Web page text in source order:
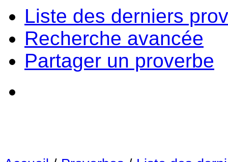
Liste des derniers
Recherche avancée
Partager un proverbe